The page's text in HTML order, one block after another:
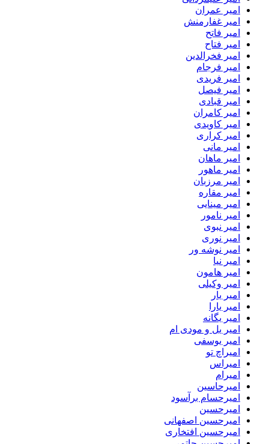
امیر عمران
امیر غفارمنش
امیر فاتح
امیر فتاح
امیر فخرالدین
امیر فرجام
امیر فریدی
امیر فیصل
امیر قبادی
امیر کامران
امیر کاویدی
امیر کراری
امیر مانی
امیر ماهان
امیر ماهور
امیر مرزبان
امیر مقاره
امیر مینایی
امیر نامور
امیر نبوی
امیر نوری
امیر نوشه ور
امیر نیا
امیر هامون
امیر وکیلی
امیر یار
امیر یارا
امیر یگانه
امیر یل و مودی ام
امیر یوسفی
امیراچ تو
امیراس
امیرام
امیرحاسین
امیرحسام برآسود
امیرحسین
امیرحسین اصفهانی
امیرحسین افتخاری